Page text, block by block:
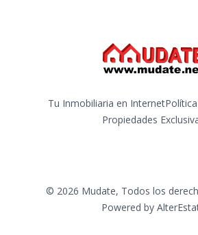
Tu Inmobiliaria en Internet
Propiedades
© 2026 Mudate, Todos los
Powered by